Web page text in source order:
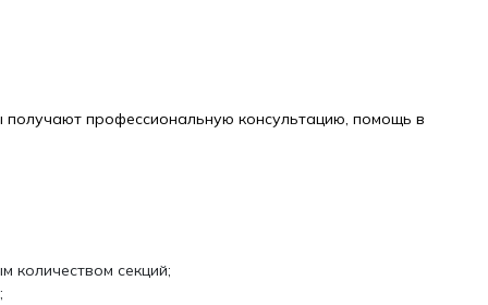
получают профессиональную консультацию, помощь в
количеством секций;